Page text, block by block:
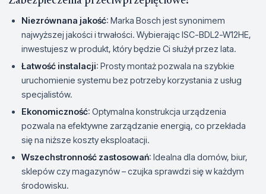
Niezrównana jakość: Marka Bosch jest synonimem
najwyższej jakości i trwałości. Wybierając ISC-BDL2-W12HE,
inwestujesz w produkt, który będzie Ci służył przez lata.
Łatwość instalacji: Prosty montaż pozwala na szybkie
uruchomienie systemu bez potrzeby korzystania z usług
specjalistów.
Ekonomiczność: Optymalna konstrukcja urządzenia
pozwala na efektywne zarządzanie energią, co przekłada
się na niższe koszty eksploatacji.
Wszechstronność zastosowań: Idealna dla domów, biur,
sklepów czy magazynów – czujka sprawdzi się w każdym
środowisku.